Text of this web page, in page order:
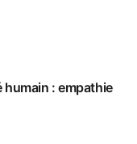
humain : empathie